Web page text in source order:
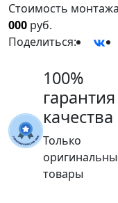
Стоимость
000 руб.
Поделиться:
100%
гарантия
качества
Только
товары